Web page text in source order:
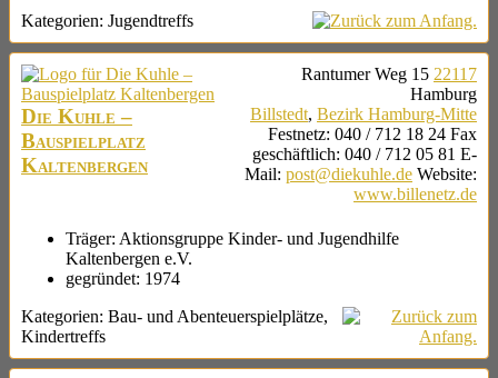
Kategorien: Jugendtreffs
Die Kuhle –
Bauspielplatz
Kaltenbergen
Rantumer Weg 15 22117
Hamburg
Billstedt, Bezirk Hamburg-Mitte
Festnetz: 040 / 712 18 24 Fax
geschäftlich: 040 / 712 05 81 E-
Mail: post@diekuhle.de Website:
www.billenetz.de
Träger: Aktionsgruppe Kinder- und Jugendhilfe
Kaltenbergen e.V.
gegründet: 1974
Kategorien: Bau- und Abenteuerspielplätze,
Kindertreffs